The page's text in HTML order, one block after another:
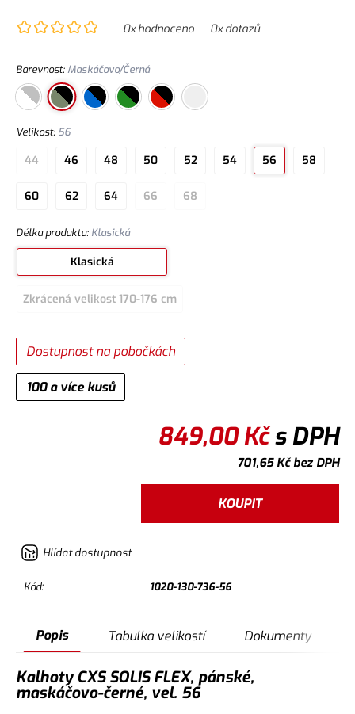
0x hodnoceno 0x dotazů
Barevnost:Maskáčovo/Černá
Velikost: 56
44 46 48 50 52 54 56 58
60 62 64 66 68
Délka produktu: Klasická
Klasická
Zkrácená velikost 170-176 cm
100 a více kusů
Dostupnost na pobočkách
849,00Kčs DPH
701,65Kčbez DPH
KOUPIT
Hlídat dostupnost
Kód: 1020-130-736-56
Popis Tabulka velikostí Dokumenty
Kalhoty CXS SOLIS FLEX, pánské,
maskáčovo-černé, vel. 56